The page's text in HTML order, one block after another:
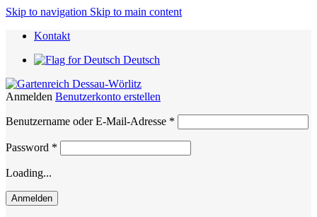
Skip to navigation Skip to main content
Kontakt
Deutsch
Anmelden Benutzerkonto erstellen
Benutzername oder E-Mail-Adresse *
Password *
Loading...
Anmelden